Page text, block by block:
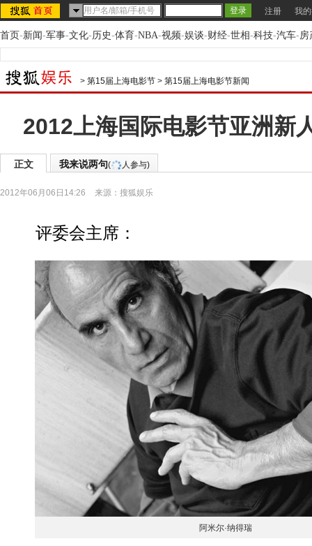
注册 我
首页-新闻-军事-文化-历史-体育-NBA-视频-娱谈-财经-世相-科技-汽车-房
> 第15届上海电影节 > 第15届上海电影节新闻
2012上海国际电影节亚洲新
正文 我来说两句( 人参与)
2012年06月06日14:26 来源： 搜狐娱乐
评委会主席：
阿米尔·纳得瑞